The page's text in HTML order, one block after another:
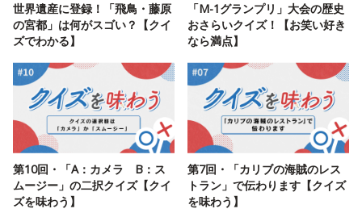
世界遺産に登録！「飛鳥・藤原
の宮都」は何がスゴい？【クイ
ズでわかる】
「M-1グランプリ」大会の歴史
おさらいクイズ！【お笑い好き
なら満点】
第10回・「A：カメラ B：ス
ムージー」の二択クイズ【クイ
ズを味わう】
第7回・「カリブの海賊のレス
トラン」で伝わります【クイズ
を味わう】